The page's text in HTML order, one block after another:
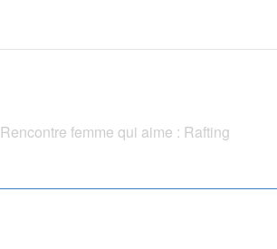
Rencontre femme qui aime : Rafting